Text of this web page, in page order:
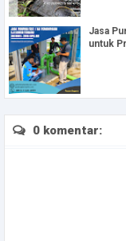
Jasa
untuk
0 komentar: